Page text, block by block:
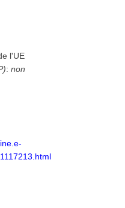
l'UE
:non